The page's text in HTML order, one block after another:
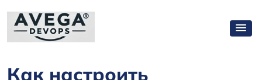
Как настроить